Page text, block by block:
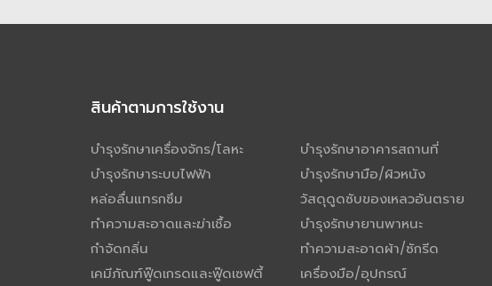
สินค้าตามการใช้งาน
บำรุงรักษาเครื่องจักร/โลหะ
บำรุงรักษาระบบไฟฟ้า
หล่อลื่นแทรกซึม
ทำความสะอาดและฆ่าเชื้อ
กำจัดกลิ่น
เคมีภัณฑ์ฟู๊ดเกรดและฟู๊ดเซฟตี้
บำรุงรักษาอาคารสถานที่
บำรุงรักษามือ/ผิวหนัง
วัสดุดูดซับของเหลวอันตราย
บำรุงรักษายานพาหนะ
ทำความสะอาดผ้า/ซักรีด
เครื่องมือ/อุปกรณ์